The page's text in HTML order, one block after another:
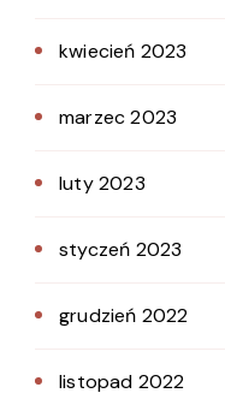
kwiecień 2023
marzec 2023
luty 2023
styczeń 2023
grudzień 2022
listopad 2022